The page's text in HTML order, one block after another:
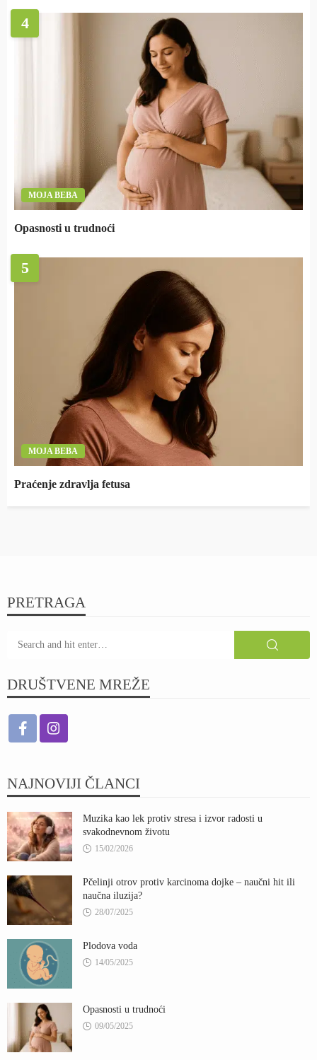
4
MOJA BEBA
Opasnosti u trudnoći
5
MOJA BEBA
Praćenje zdravlja fetusa
PRETRAGA
DRUŠTVENE MREŽE
NAJNOVIJI ČLANCI
Muzika kao lek protiv stresa i izvor radosti u
svakodnevnom životu
15/02/2026
Pčelinji otrov protiv karcinoma dojke – naučni hit ili
naučna iluzija?
28/07/2025
Plodova voda
14/05/2025
Opasnosti u trudnoći
09/05/2025